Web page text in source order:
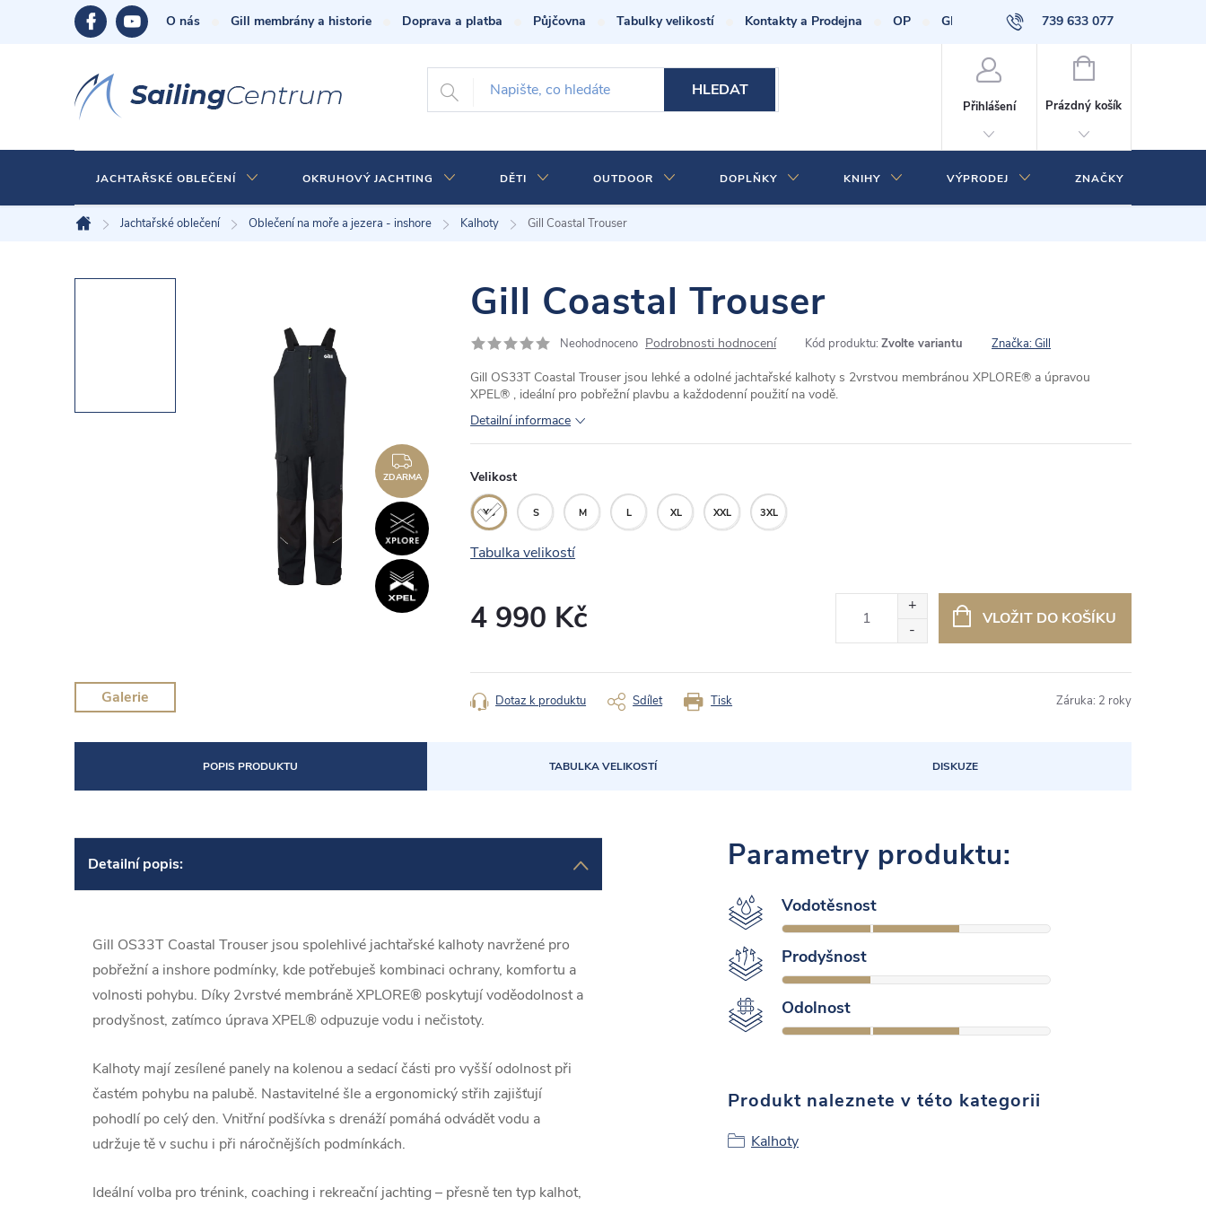
739 633 077
O nás Gill membrány a historie Doprava a platba Půjčovna Tabulky velikostí Kontakty a Prodejna OP GDPR
HLEDAT
Přihlášení
NÁKUPNÍ
Prázdný košík
JACHTAŘSKÉ OBLEČENÍ OKRUHOVÝ JACHTING DĚTI OUTDOOR DOPLŇKY KNIHY VÝPRODEJ ZNAČKY
Domů
Jachtařské oblečení Oblečení na moře a jezera - inshore Kalhoty Gill Coastal Trouser
ZDARMA
ZDARMA
Galerie
Gill Coastal Trouser
Neohodnoceno Podrobnosti hodnocení Kód produktu: Zvolte variantu Značka:Gill
Gill OS33T Coastal Trouser jsou lehké a odolné jachtařské kalhoty s 2vrstvou membránou XPLORE® a úpravou
XPEL® , ideální pro pobřežní plavbu a každodenní použití na vodě.
Detailní informace
Velikost
XS S M L XL XXL 3XL
Tabulka velikostí
4 990 Kč VLOŽIT DO KOŠÍKU
Tisk
Dotaz k produktu Sdílet Záruka: 2 roky
POPIS PRODUKTU TABULKA VELIKOSTÍ DISKUZE
Detailní popis:
Gill OS33T Coastal Trouser jsou spolehlivé jachtařské kalhoty navržené pro
pobřežní a inshore podmínky, kde potřebuješ kombinaci ochrany, komfortu a
volnosti pohybu. Díky 2vrstvé membráně XPLORE® poskytují voděodolnost a
prodyšnost, zatímco úprava XPEL® odpuzuje vodu i nečistoty.
Kalhoty mají zesílené panely na kolenou a sedací části pro vyšší odolnost při
častém pohybu na palubě. Nastavitelné šle a ergonomický střih zajišťují
pohodlí po celý den. Vnitřní podšívka s drenáží pomáhá odvádět vodu a
udržuje tě v suchu i při náročnějších podmínkách.
Ideální volba pro trénink, coaching i rekreační jachting – přesně ten typ kalhot,
Vodotěsnost
Prodyšnost
Odolnost
Parametry produktu:
Produkt naleznete v této kategorii
Kalhoty